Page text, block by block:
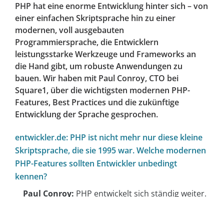
PHP hat eine enorme Entwicklung hinter sich – von
einer einfachen Skriptsprache hin zu einer
modernen, voll ausgebauten
Programmiersprache, die Entwicklern
leistungsstarke Werkzeuge und Frameworks an
die Hand gibt, um robuste Anwendungen zu
bauen. Wir haben mit Paul Conroy, CTO bei
Square1, über die wichtigsten modernen PHP-
Features, Best Practices und die zukünftige
Entwicklung der Sprache gesprochen.
entwickler.de: PHP ist nicht mehr nur diese kleine
Skriptsprache, die sie 1995 war. Welche modernen
PHP-Features sollten Entwickler unbedingt
kennen?
Paul Conroy: PHP entwickelt sich ständig weiter.